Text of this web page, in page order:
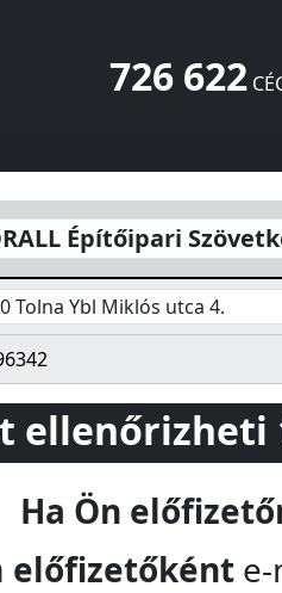
726 622
Ybl Miklós utca 4.Tolna
Építőipari
Tolna Ybl Miklós utca 4.
Ha Ön
előfizetőként